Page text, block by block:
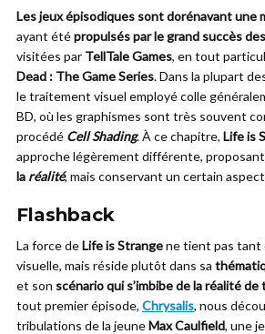
Les jeux épisodiques sont dorénavant une
ayant étépropulsés par le grand succès
visitées par TellTale Games, en tout
Dead : The Game Series. Dans la plupart
le traitement visuel employé colle
BD, où les graphismes sont très souvent
procédé Cell Shading. À ce chapitre, Life is
approche légèrement différente,
la réalité, mais conservant un certain
Flashback
La force deLife is Strangene tient pas tant
visuelle, mais réside plutôt dans sa
et son scénario qui s’imbibe de la réalité
tout premier épisode, Chrysalis, nous
tribulations de la jeuneMax Caulfield, une